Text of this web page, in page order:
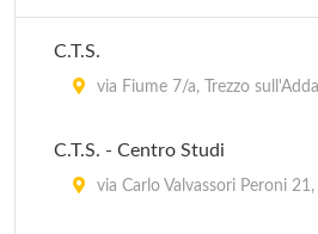
C.T.S.
via Fiume 7/a, Trezzo sull'Adda
C.T.S. - Centro Studi
via Carlo Valvassori Peroni